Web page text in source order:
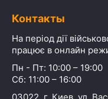
Контакты
На період дії
працює в онлайн
Пн - Пт: 10:00 – 19:00
Сб: 11:00 – 16:00